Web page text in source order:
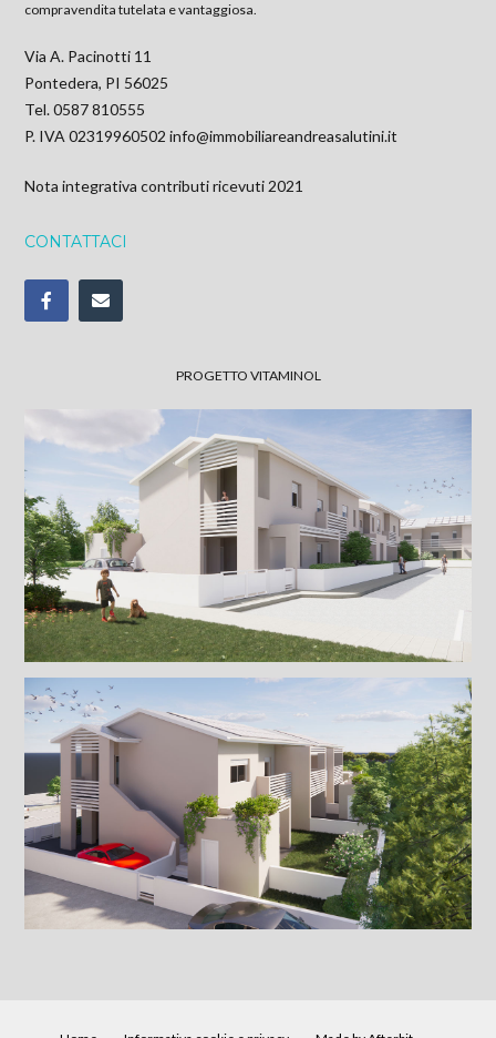
compravendita tutelata e vantaggiosa.
Via A. Pacinotti 11
Pontedera, PI 56025
Tel. 0587 810555
P. IVA 02319960502info@immobiliareandreasalutini.it
Nota integrativa contributi ricevuti 2021
CONTATTACI
PROGETTO VITAMINOL